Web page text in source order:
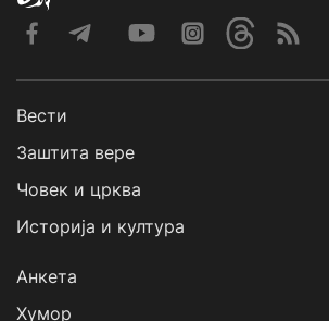
Вести
Заштита вере
Човек и црква
Историја и култура
Анкета
Хумор